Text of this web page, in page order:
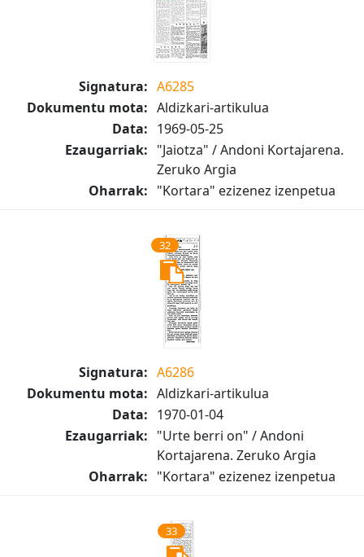
Signatura: A6285
Dokumentu mota: Aldizkari-artikulua
Data: 1969-05-25
Ezaugarriak: "Jaiotza" / Andoni Kortajarena.
Zeruko Argia
Oharrak: "Kortara" ezizenez izenpetua
32
Signatura: A6286
Dokumentu mota: Aldizkari-artikulua
Data: 1970-01-04
Ezaugarriak: "Urte berri on" / Andoni
Kortajarena. Zeruko Argia
Oharrak: "Kortara" ezizenez izenpetua
33